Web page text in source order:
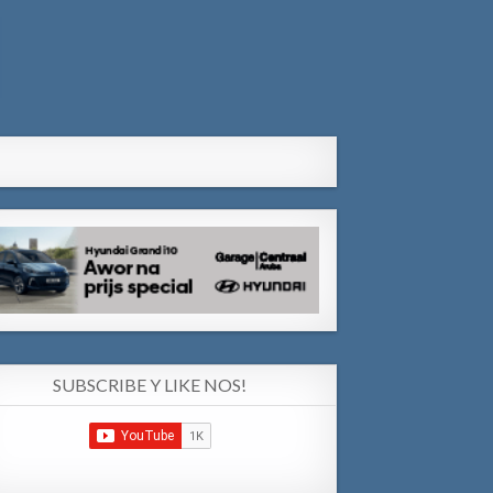
SUBSCRIBE Y LIKE NOS!